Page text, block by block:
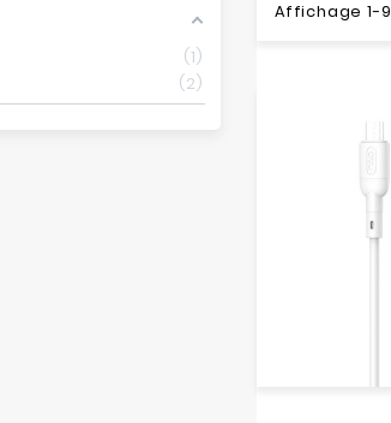
1
2
Affichage 1-